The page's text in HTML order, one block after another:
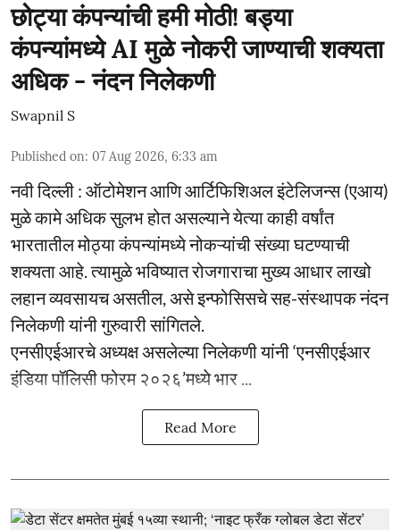
छोट्या कंपन्यांची हमी मोठी! बड्या
कंपन्यांमध्ये AI मुळे नोकरी जाण्याची शक्यता
अधिक - नंदन निलेकणी
Swapnil S
Published on: 07 Aug 2026, 6:33 am
नवी दिल्ली : ऑटोमेशन आणि आर्टिफिशिअल इंटेलिजन्स (एआय)
मुळे कामे अधिक सुलभ होत असल्याने येत्या काही वर्षांत
भारतातील मोठ्या कंपन्यांमध्ये नोकऱ्यांची संख्या घटण्याची
शक्यता आहे. त्यामुळे भविष्यात रोजगाराचा मुख्य आधार लाखो
लहान व्यवसायच असतील, असे इन्फोसिसचे सह-संस्थापक नंदन
निलेकणी यांनी गुरुवारी सांगितले.
एनसीएईआरचे अध्यक्ष असलेल्या निलेकणी यांनी ‘एनसीएईआर
इंडिया पॉलिसी फोरम २०२६’मध्ये भार ...
Read More